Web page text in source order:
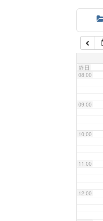
終日
07:00
08:00
09:00
10:00
11:00
12:00